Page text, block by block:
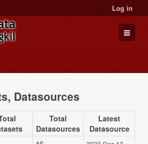
Log in
Datasources
Total
Datasources
Latest
Datasource